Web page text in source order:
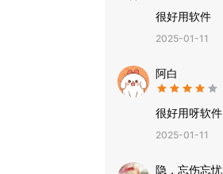
很好用软件
2025-01-11
阿白
很好用呀软件
2025-01-11
隐，忘伤忘忧